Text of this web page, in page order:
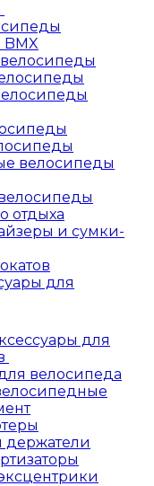
велосипеды
отдыха
и сумки-
для
для
велосипеда
держатели